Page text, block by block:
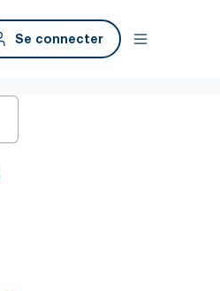
Se connecter